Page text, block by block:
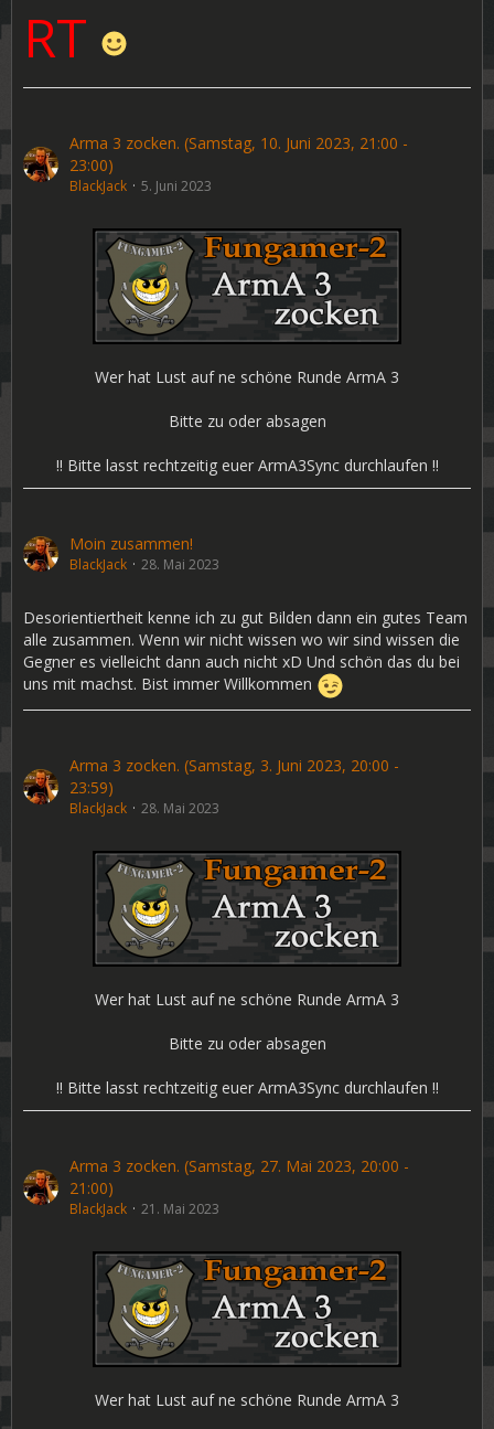
RT
Arma 3 zocken. (Samstag, 10. Juni 2023, 21:00 -
23:00)
BlackJack 5. Juni 2023
Wer hat Lust auf ne schöne Runde ArmA 3
Bitte zu oder absagen
!! Bitte lasst rechtzeitig euer ArmA3Sync durchlaufen !!
Moin zusammen!
BlackJack 28. Mai 2023
Desorientiertheit kenne ich zu gut Bilden dann ein gutes Team
alle zusammen. Wenn wir nicht wissen wo wir sind wissen die
Gegner es vielleicht dann auch nicht xD Und schön das du bei
uns mit machst. Bist immer Willkommen
Arma 3 zocken. (Samstag, 3. Juni 2023, 20:00 -
23:59)
BlackJack 28. Mai 2023
Wer hat Lust auf ne schöne Runde ArmA 3
Bitte zu oder absagen
!! Bitte lasst rechtzeitig euer ArmA3Sync durchlaufen !!
Arma 3 zocken. (Samstag, 27. Mai 2023, 20:00 -
21:00)
BlackJack 21. Mai 2023
Wer hat Lust auf ne schöne Runde ArmA 3